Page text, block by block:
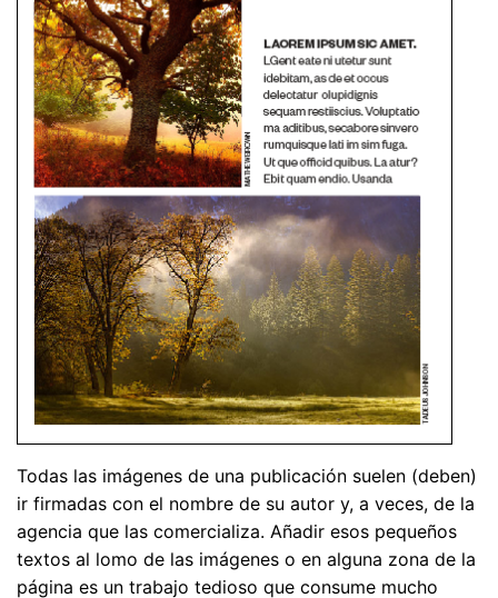
Todas las imágenes de una publicación suelen (deben)
ir firmadas con el nombre de su autor y, a veces, de la
agencia que las comercializa. Añadir esos pequeños
textos al lomo de las imágenes o en alguna zona de la
página es un trabajo tedioso que consume mucho